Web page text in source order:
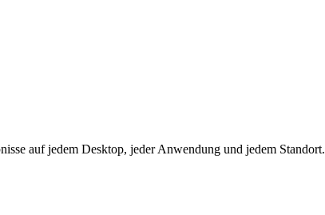
auf jedem Desktop, jeder Anwendung und jedem Standort.